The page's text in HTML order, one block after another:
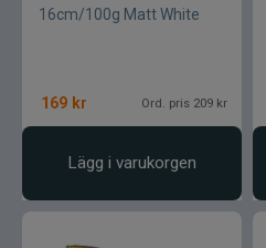
16cm/100g Matt White
169 kr Ord. pris 209 kr
Lägg i varukorgen